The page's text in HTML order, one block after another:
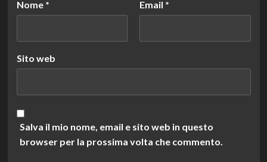
Nome * Email *
Sito web
Salva il mio nome, email e sito web in questo
browser per la prossima volta che commento.